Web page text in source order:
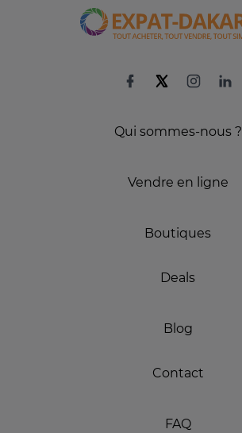
Qui sommes-nous ?
Vendre en ligne
Boutiques
Deals
Blog
Contact
FAQ